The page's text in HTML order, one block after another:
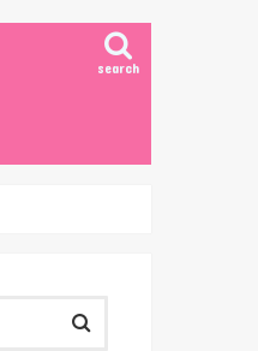
search